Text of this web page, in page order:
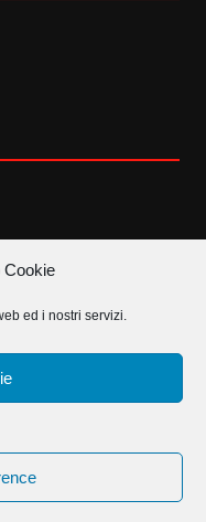
Cookie
ed i nostri servizi.